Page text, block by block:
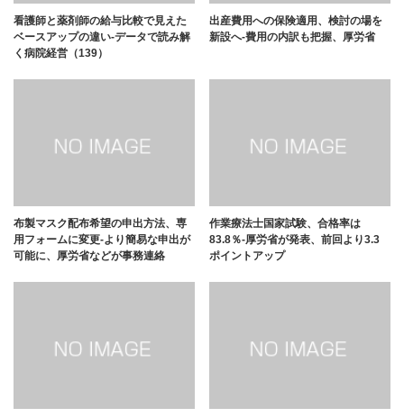
看護師と薬剤師の給与比較で見えた
ベースアップの違い-データで読み解
く病院経営（139）
出産費用への保険適用、検討の場を
新設へ-費用の内訳も把握、厚労省
布製マスク配布希望の申出方法、専
用フォームに変更-より簡易な申出が
可能に、厚労省などが事務連絡
作業療法士国家試験、合格率は
83.8％-厚労省が発表、前回より3.3
ポイントアップ